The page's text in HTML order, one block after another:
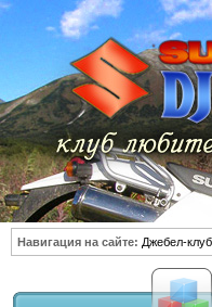
Навигация на сайте: Джебел-клуб